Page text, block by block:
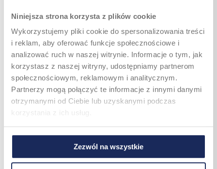
Niniejsza strona korzysta z plików cookie
Wykorzystujemy pliki cookie do spersonalizowania treści
i reklam, aby oferować funkcje społecznościowe i
analizować ruch w naszej witrynie. Informacje o tym, jak
korzystasz z naszej witryny, udostępniamy partnerom
społecznościowym, reklamowym i analitycznym.
Partnerzy mogą połączyć te informacje z innymi danymi
otrzymanymi od Ciebie lub uzyskanymi podczas
korzystania z ich usług.
Zezwól na wszystkie
3.Czy długie siedzenie przy
biurku może być przyczyną
bólu?
4.Czy domowe metody
wystarczą?
5.Jak reagować na ból po
urazie?